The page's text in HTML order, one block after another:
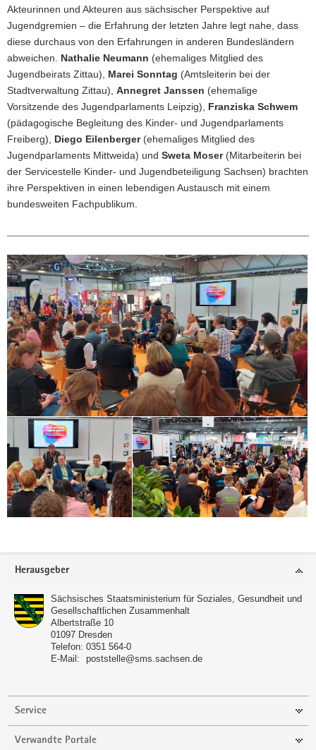
Akteurinnen und Akteuren aus sächsischer Perspektive auf
Jugendgremien – die Erfahrung der letzten Jahre legt nahe, dass
diese durchaus von den Erfahrungen in anderen Bundesländern
abweichen. Nathalie Neumann (ehemaliges Mitglied des
Jugendbeirats Zittau), Marei Sonntag (Amtsleiterin bei der
Stadtverwaltung Zittau), Annegret Janssen (ehemalige
Vorsitzende des Jugendparlaments Leipzig), Franziska Schwem
(pädagogische Begleitung des Kinder- und Jugendparlaments
Freiberg), Diego Eilenberger(ehemaliges Mitglied des
Jugendparlaments Mittweida) und Sweta Moser(Mitarbeiterin bei
der Servicestelle Kinder- und Jugendbeteiligung Sachsen) brachten
ihre Perspektiven in einen lebendigen Austausch mit einem
bundesweiten Fachpublikum.
(© SMS)
Im Rahmen des Messeforums blickten wir
Akteuren aus sächsischer Perspektive auf
Footer-
Herausgeber
Sächsisches Staatsministerium für Soziales, Gesundheit und
Gesellschaftlichen Zusammenhalt
Albertstraße 10
01097 Dresden
Telefon: 0351 564-0
E-Mail:
poststelle@sms.sachsen.de
Service
Verwandte Portale